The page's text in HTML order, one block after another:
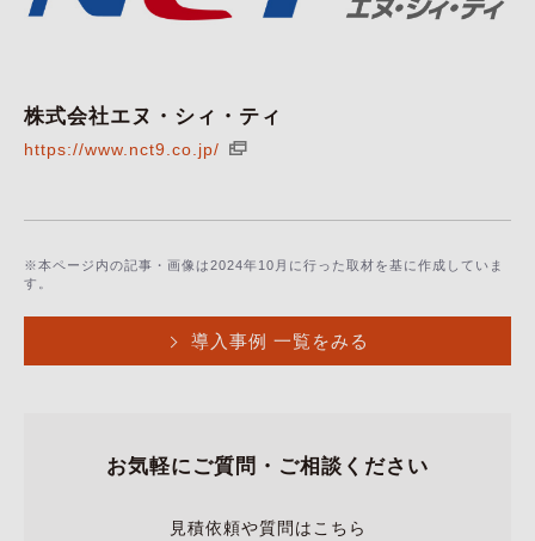
株式会社エヌ・シィ・ティ
https://www.nct9.co.jp/
※本ページ内の記事・画像は2024年10月に行った取材を基に作成していま
す。
導入事例 一覧をみる
お気軽にご質問・ご相談ください
見積依頼や質問はこちら